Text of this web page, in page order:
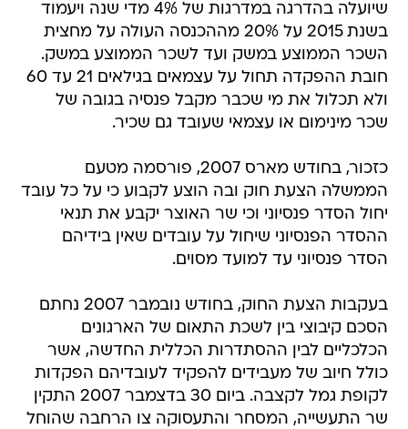
שיועלה בהדרגה במדרגות של 4% מדי שנה ויעמוד
בשנת 2015 על 20% מההכנסה העולה על מחצית
השכר הממוצע במשק ועד לשכר הממוצע במשק.
חובת ההפקדה תחול על עצמאים בגילאים 21 עד 60
ולא תכלול את מי שכבר מקבל פנסיה בגובה של
שכר מינימום או עצמאי שעובד גם שכיר.
כזכור, בחודש מארס 2007, פורסמה מטעם
הממשלה הצעת חוק ובה הוצע לקבוע כי על כל עובד
יחול הסדר פנסיוני וכי שר האוצר יקבע את תנאי
ההסדר הפנסיוני שיחול על עובדים שאין בידיהם
הסדר פנסיוני עד למועד מסוים.
בעקבות הצעת החוק, בחודש נובמבר 2007 נחתם
הסכם קיבוצי בין לשכת התאום של הארגונים
הכלכליים לבין ההסתדרות הכללית החדשה, אשר
כולל חיוב של מעבידים להפקיד לעובדיהם הפקדות
לקופת גמל לקצבה. ביום 30 בדצמבר 2007 התקין
שר התעשייה, המסחר והתעסוקה צו הרחבה שהוחל